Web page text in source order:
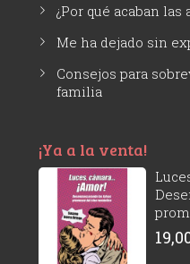
¿Por qué acaban las
Me ha dejado sin
Consejos para
familia
¡Ya a la venta!